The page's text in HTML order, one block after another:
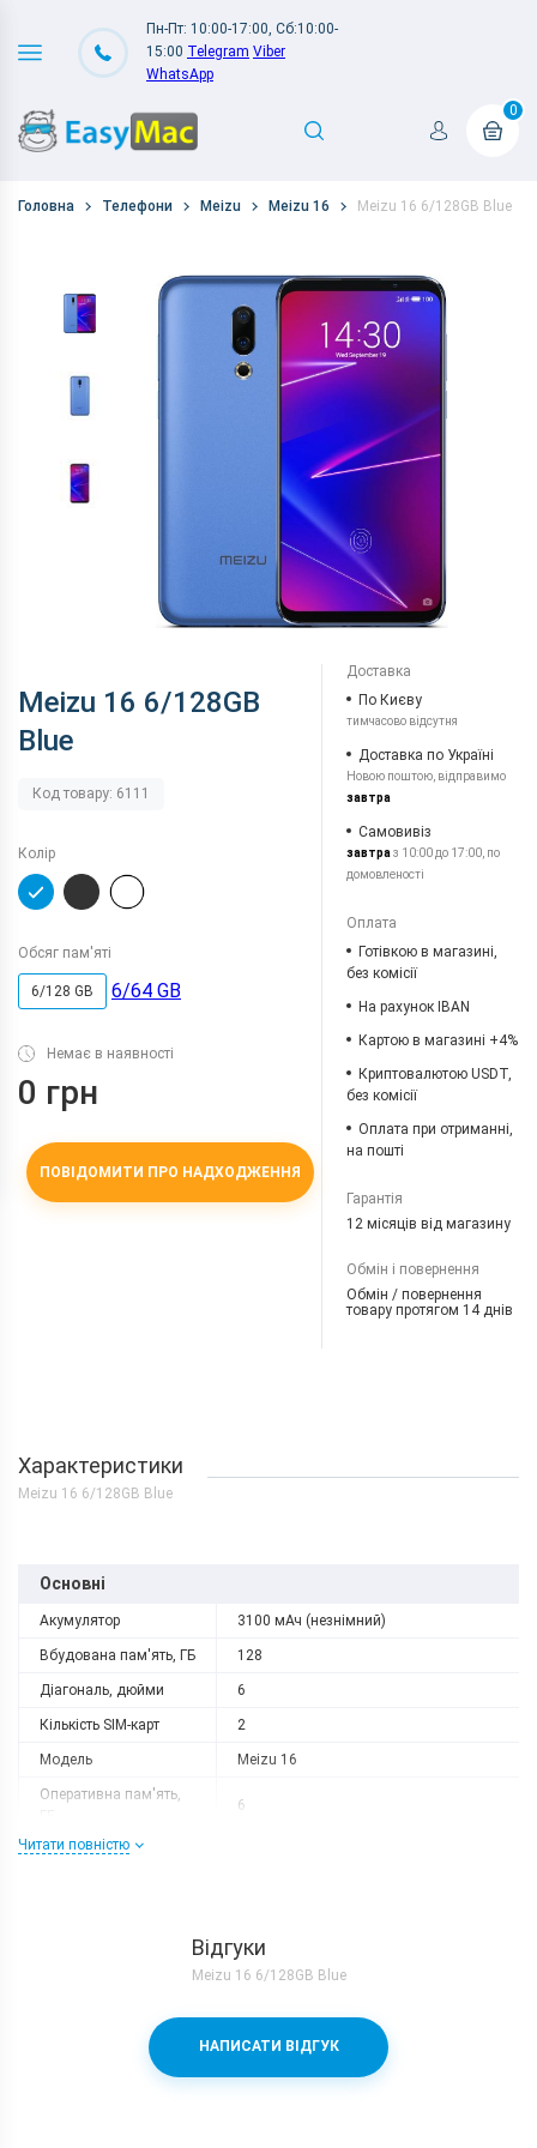
Пн-Пт: 10:00-17:00, Сб:10:00-
15:00 Telegram Viber
WhatsApp
0
Головна Телефони Meizu Meizu 16 Meizu 16 6/128GB Blue
Meizu 16 6/128GB
Blue
Код товару: 6111
Колір
Обсяг пам'яті
6/128 GB 6/64 GB
Немає в наявності
0 грн
ПОВІДОМИТИ ПРО НАДХОДЖЕННЯ
Доставка
По Києву
тимчасово відсутня
Доставка по Україні
Новою поштою, відправимо
завтра
Самовивіз
завтраз 10:00 до 17:00, по
домовленості
Оплата
Готівкою в магазині,
без комісії
На рахунок IBAN
Картою в магазині +4%
Криптовалютою USDT,
без комісії
Оплата при отриманні,
на пошті
Гарантія
12 місяців від магазину
Обмін і повернення
Обмін / повернення
товару протягом 14 днів
Характеристики
Meizu 16 6/128GB Blue
Основні
Акумулятор 3100 мАч (незнімний)
Вбудована пам'ять, ГБ 128
Діагональ, дюйми 6
Кількість SIM-карт 2
Модель Meizu 16
Оперативна пам'ять,
6
Роздільна здатність
Qualcomm Snapdragon 710 + Adreno
616
Читати повністю
Відгуки
Meizu 16 6/128GB Blue
НАПИСАТИ ВІДГУК